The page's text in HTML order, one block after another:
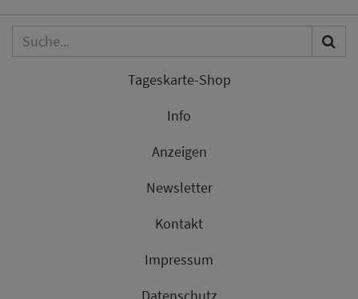
Tageskarte-Shop
Info
Anzeigen
Newsletter
Kontakt
Impressum